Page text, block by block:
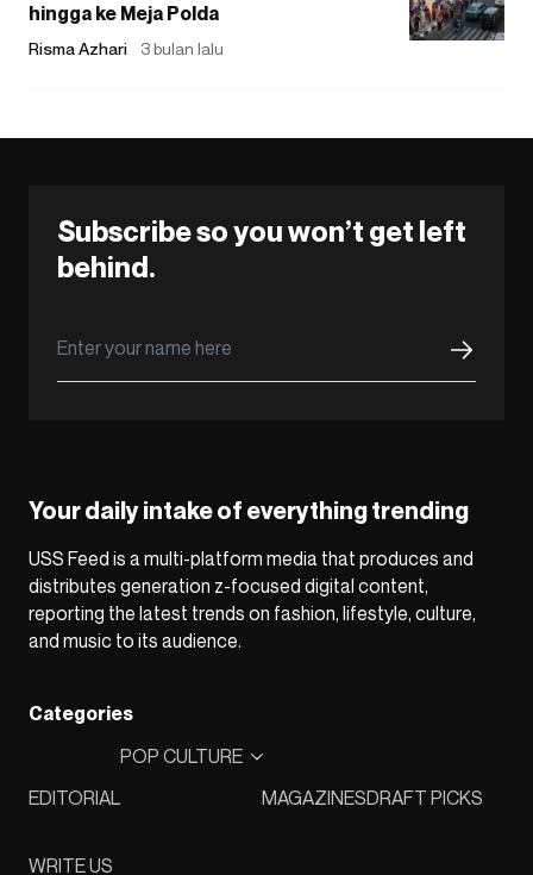
hingga ke Meja Polda
Risma Azhari 3 bulan lalu
Subscribe so you won’t get left
behind.
Your daily intake of everything trending
USS Feed is a multi-platform media that produces and
distributes generation z-focused digital content,
reporting the latest trends on fashion, lifestyle, culture,
and music to its audience.
Categories
EDITORIAL
POP CULTURE
MAGAZINESDRAFT PICKS
WRITE US